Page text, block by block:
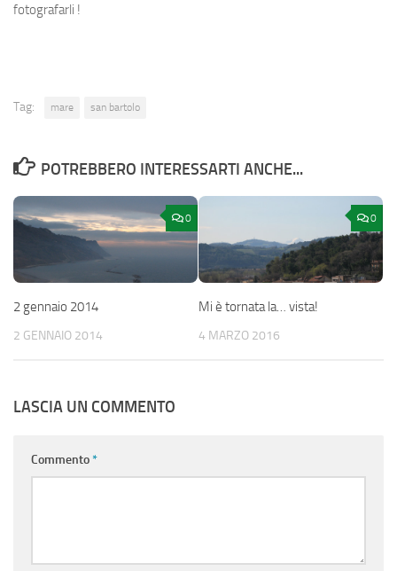
fotografarli !
Tag: mare san bartolo
POTREBBERO INTERESSARTI ANCHE...
0
2 gennaio 2014
2 GENNAIO 2014
0
Mi è tornata la… vista!
4 MARZO 2016
LASCIA UN COMMENTO
Commento*